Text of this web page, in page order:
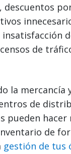
descuentos
insatisfacción
de
la mercancía
de
pueden hacer
de
gestión de tus